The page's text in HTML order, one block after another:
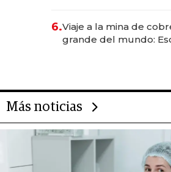
6.Viaje a la mina de
grande del mundo:
Más noticias